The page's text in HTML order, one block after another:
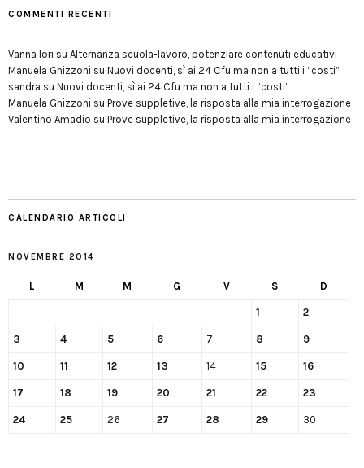
COMMENTI RECENTI
Vanna Iori su Alternanza scuola-lavoro, potenziare contenuti educativi
Manuela Ghizzoni su Nuovi docenti, sì ai 24 Cfu ma non a tutti i “costi”
sandra su Nuovi docenti, sì ai 24 Cfu ma non a tutti i “costi”
Manuela Ghizzoni su Prove suppletive, la risposta alla mia interrogazione
Valentino Amadio su Prove suppletive, la risposta alla mia interrogazione
CALENDARIO ARTICOLI
NOVEMBRE 2014
L M M G V S D
1 2
3 4 5 6 7 8 9
10 11 12 13 14 15 16
17 18 19 20 21 22 23
24 25 26 27 28 29 30